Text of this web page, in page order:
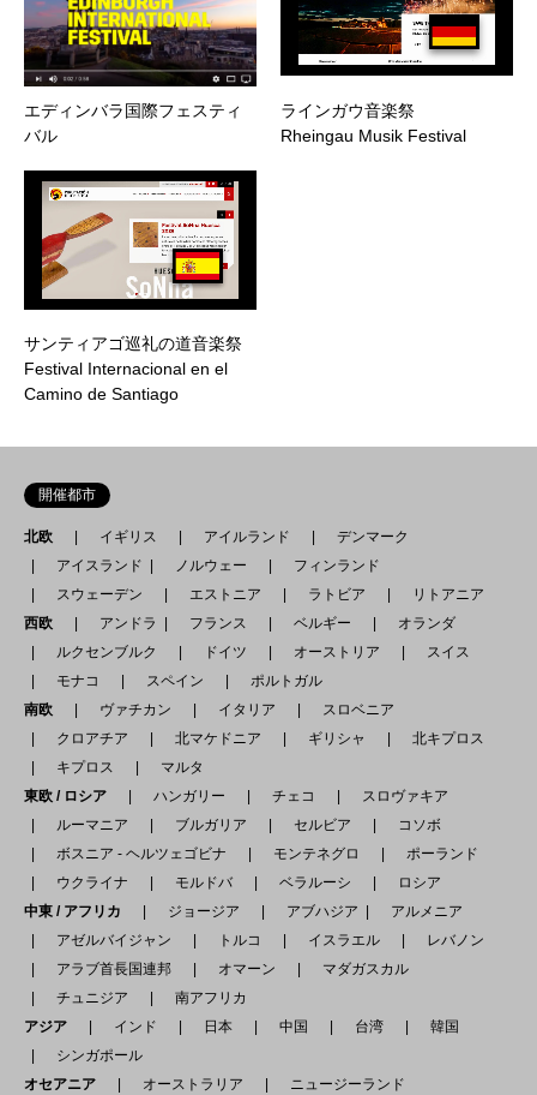
エディンバラ国際フェスティ
バル
ラインガウ音楽祭
Rheingau Musik Festival
サンティアゴ巡礼の道音楽祭
Festival Internacional en el
Camino de Santiago
開催都市
北欧 イギリス アイルランド
デンマーク
アイスランド
ノルウェー
フィンランド
スウェーデン
エストニア ラトビア
リトアニア
西欧
アンドラ フランス ベルギー
オランダ
ルクセンブルク
ドイツ オーストリア
スイス
モナコ
スペイン
ポルトガル
南欧
ヴァチカン イタリア
スロベニア
クロアチア
北マケドニア ギリシャ
北キプロス
キプロス
マルタ
東欧 / ロシア
ハンガリー チェコ
スロヴァキア
ルーマニア
ブルガリア セルビア
コソボ
ボスニア - ヘルツェゴビナ
モンテネグロ
ポーランド
ウクライナ
モルドバ ベラルーシ
ロシア
中東 / アフリカ
ジョージア アブハジア
アルメニア
アゼルバイジャン
トルコ イスラエル
レバノン
アラブ首長国連邦
オマーン
マダガスカル
チュニジア
南アフリカ
アジア
インド 日本 中国 台湾
韓国
シンガポール
オセアニア
オーストラリア
ニュージーランド